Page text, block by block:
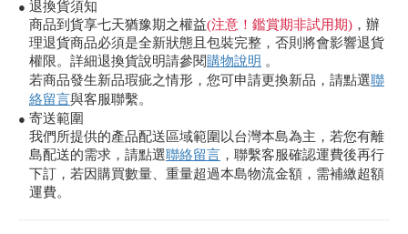
● 退換貨須知
商品到貨享七天猶豫期之權益(注意！鑑賞期非試用期) ，辦
理退貨商品必須是全新狀態且包裝完整，否則將會影響退貨
權限。詳細退換貨說明請參閱購物說明 。
若商品發生新品瑕疵之情形，您可申請更換新品，請點選聯
絡留言與客服聯繫。
● 寄送範圍
我們所提供的產品配送區域範圍以台灣本島為主，若您有離
島配送的需求，請點選聯絡留言 ，聯繫客服確認運費後再行
下訂，若因購買數量、重量超過本島物流金額，需補繳超額
運費。